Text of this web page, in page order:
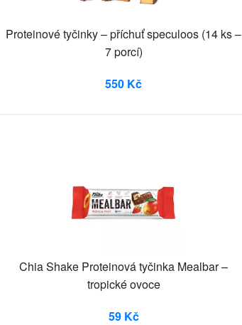
Proteinové tyčinky – příchuť speculoos (14 ks –
7 porcí)
550 Kč
Chia Shake Proteinová tyčinka Mealbar –
tropické ovoce
59 Kč